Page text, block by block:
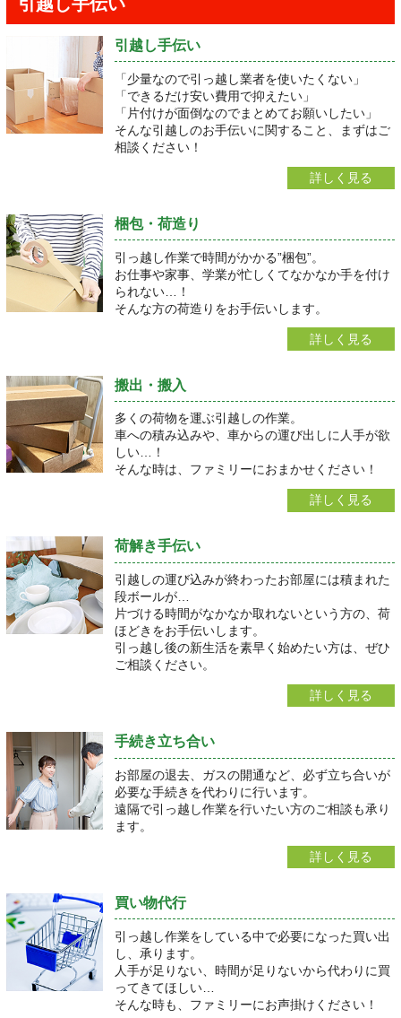
引越し手伝い
「少量なので引っ越し業者を使いたくない」
「できるだけ安い費用で抑えたい」
「片付けが面倒なのでまとめてお願いしたい」
そんな引越しのお手伝いに関すること、まずはご
相談ください！
詳しく見る
梱包・荷造り
引っ越し作業で時間がかかる”梱包”。
お仕事や家事、学業が忙しくてなかなか手を付け
られない…！
そんな方の荷造りをお手伝いします。
詳しく見る
搬出・搬入
多くの荷物を運ぶ引越しの作業。
車への積み込みや、車からの運び出しに人手が欲
しい…！
そんな時は、ファミリーにおまかせください！
詳しく見る
荷解き手伝い
引越しの運び込みが終わったお部屋には積まれた
段ボールが…
片づける時間がなかなか取れないという方の、荷
ほどきをお手伝いします。
引っ越し後の新生活を素早く始めたい方は、ぜひ
ご相談ください。
詳しく見る
手続き立ち合い
お部屋の退去、ガスの開通など、必ず立ち合いが
必要な手続きを代わりに行います。
遠隔で引っ越し作業を行いたい方のご相談も承り
ます。
詳しく見る
買い物代行
引っ越し作業をしている中で必要になった買い出
し、承ります。
人手が足りない、時間が足りないから代わりに買
ってきてほしい…
そんな時も、ファミリーにお声掛けください！